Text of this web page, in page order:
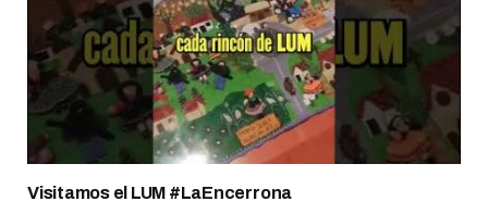
Visitamos el LUM #LaEncerrona